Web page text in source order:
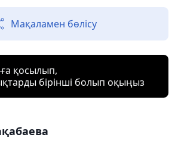
Мақаламен бөлісу
қосылып,
бірінші болып оқыңыз